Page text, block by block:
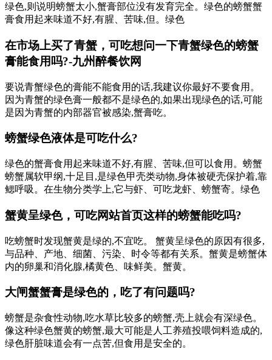
绿色,则说明螃蟹太小,蟹膏部位没有发育完全。绿色的螃蟹蟹
膏食用起来味道不好,有腥、苦味,但。绿色
在市场上买了青蟹，可吃想问一下青蟹绿色的螃蟹
膏能食用吗?-九州醉餐饮网
要说青蟹绿色的膏能不能食用的话,我建议你最好不要食用。
因为青蟹的绿色膏一般都不是绿色的,如果出现绿色的话,可能
是因为青蟹的内部器官被感染,蟹膏吃。
螃蟹绿色液体是可吃什么?
绿色的蟹膏食用起来味道不好,有腥、苦味,但可以食用。螃蟹
螃蟹属软甲纲,十足目,是绿色甲壳类动物,身体被硬壳保护着,靠
鳃呼吸。在生物分类学上,它与虾、可吃龙虾、螃蟹寄。绿色
蟹黄呈绿色，可吃网站首页这样的螃蟹能吃吗?
吃螃蟹时发现蟹黄是绿的,不宜吃。 蟹黄呈绿色的原因有很多,
与品种、产地、细菌、污染、时令等都有关系。蟹黄是螃蟹体
内的卵巢和消化腺,橘黄色、味鲜美。蟹黄。
大闸蟹蟹膏是绿色的，吃了有问题吗?
螃蟹是杂食性动物,吃水草比较多的螃蟹,壳上就会有深绿色。
像这种绿色蟹黄的螃蟹,最大可能是人工养殖投喂饲料造成的,
绿色肝脏味道会有一点苦,但食用是安全的。